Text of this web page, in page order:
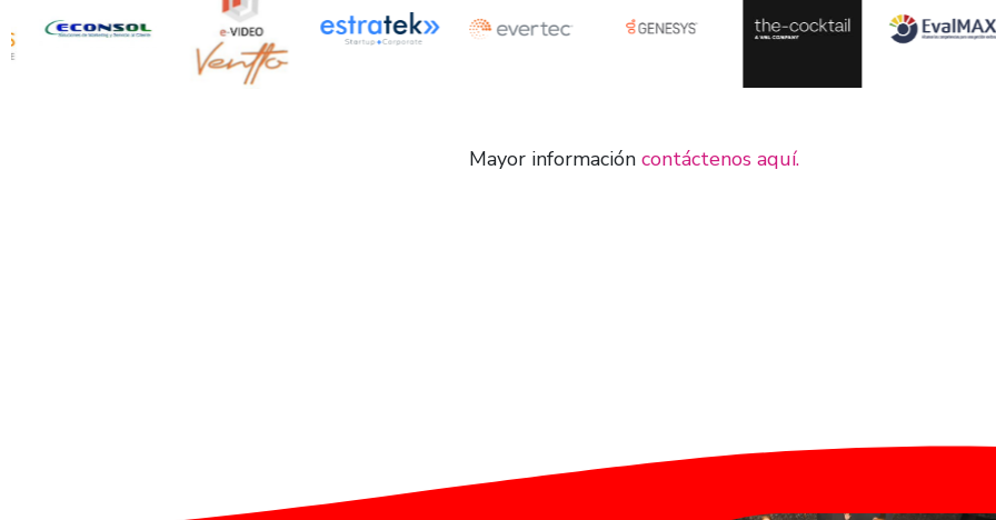
Mayor información contáctenos aquí.